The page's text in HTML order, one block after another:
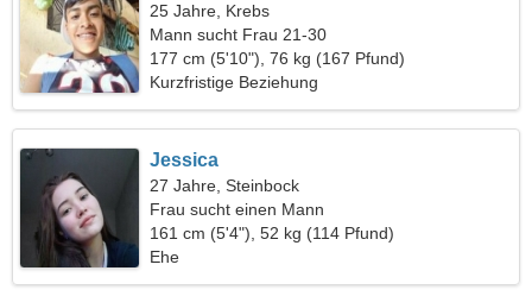
25 Jahre, Krebs
Mann sucht Frau 21-30
177 cm (5'10"), 76 kg (167 Pfund)
Kurzfristige Beziehung
Jessica
27 Jahre, Steinbock
Frau sucht einen Mann
161 cm (5'4"), 52 kg (114 Pfund)
Ehe